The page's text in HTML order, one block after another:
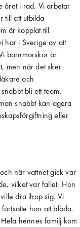
året i rad. Vi arbetar
till att utbilda
är kopplat till
har i Sverige av att
barnmorskor är
men när det sker
och
bli ett team.
snabbt kan agera
eller
när vattnet gick var
vilket var fallet. Hon
dra ihop sig. Vi
hon att blöda.
hennes familj kom